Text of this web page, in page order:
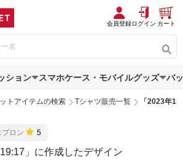
会員登録ログイン カート
ション スマホケース・モバイルグッズ バ
トアイテムの検索 Tシャツ販売一覧 「2023年
ロン 5
」に作成したデザイン